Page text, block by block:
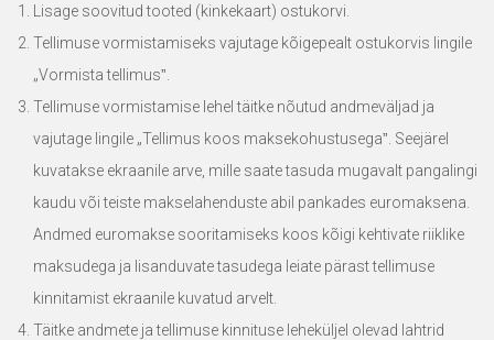
Lisage soovitud tooted (kinkekaart) ostukorvi.
Tellimuse vormistamiseks vajutage kõigepealt ostukorvis lingile
„Vormista tellimusˮ.
Tellimuse vormistamise lehel täitke nõutud andmeväljad ja
vajutage lingile „Tellimus koos maksekohustusegaˮ. Seejärel
kuvatakse ekraanile arve, mille saate tasuda mugavalt pangalingi
kaudu või teiste makselahenduste abil pankades euromaksena.
Andmed euromakse sooritamiseks koos kõigi kehtivate riiklike
maksudega ja lisanduvate tasudega leiate pärast tellimuse
kinnitamist ekraanile kuvatud arvelt.
Täitke andmete ja tellimuse kinnituse leheküljel olevad lahtrid